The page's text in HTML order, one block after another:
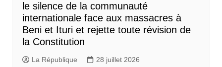
le silence de la communauté
internationale face aux massacres à
Beni et Ituri et rejette toute révision de
la Constitution
La République 28 juillet 2026